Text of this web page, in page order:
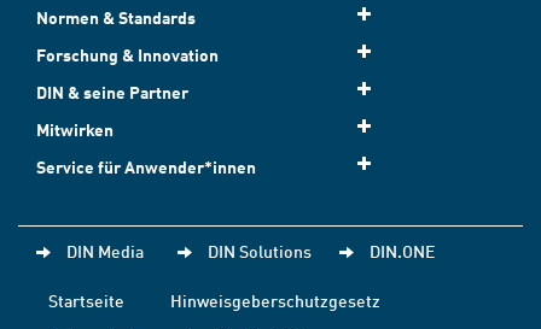
Normen & Standards
Forschung & Innovation
DIN & seine Partner
Mitwirken
Service für Anwender*innen
DIN Media DIN Solutions DIN.ONE
Startseite
Hinweisgeberschutzgesetz